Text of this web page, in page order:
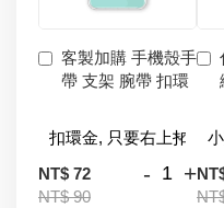
客製加購 手機殼手
帶 支架 腕帶 扣環
NT$ 72
NT$ 90
- +